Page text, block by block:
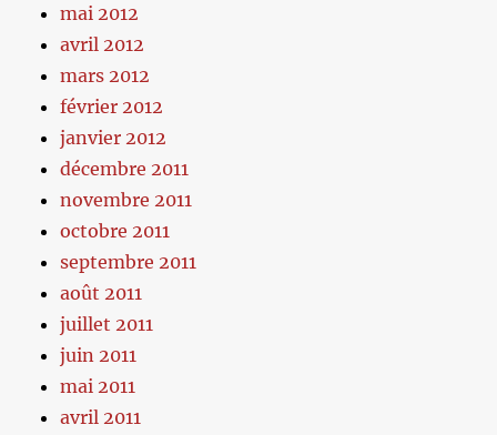
mai 2012
avril 2012
mars 2012
février 2012
janvier 2012
décembre 2011
novembre 2011
octobre 2011
septembre 2011
août 2011
juillet 2011
juin 2011
mai 2011
avril 2011